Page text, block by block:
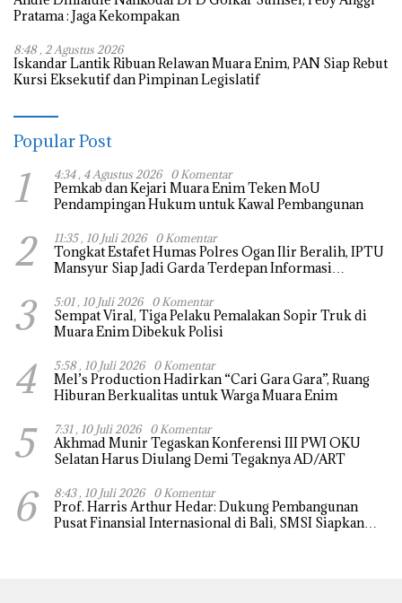
Pratama : Jaga Kekompakan
8:48 , 2 Agustus 2026
Iskandar Lantik Ribuan Relawan Muara Enim, PAN Siap Rebut
Kursi Eksekutif dan Pimpinan Legislatif
Popular Post
1 4:34 , 4 Agustus 2026 0 Komentar
Pemkab dan Kejari Muara Enim Teken MoU
Pendampingan Hukum untuk Kawal Pembangunan
2 11:35 , 10 Juli 2026 0 Komentar
Tongkat Estafet Humas Polres Ogan Ilir Beralih, IPTU
Mansyur Siap Jadi Garda Terdepan Informasi
3 5:01 , 10 Juli 2026 0 Komentar
Sempat Viral, Tiga Pelaku Pemalakan Sopir Truk di
Muara Enim Dibekuk Polisi
4 5:58 , 10 Juli 2026 0 Komentar
Mel’s Production Hadirkan “Cari Gara Gara”, Ruang
Hiburan Berkualitas untuk Warga Muara Enim
5 7:31 , 10 Juli 2026 0 Komentar
Akhmad Munir Tegaskan Konferensi III PWI OKU
Selatan Harus Diulang Demi Tegaknya AD/ART
6 8:43 , 10 Juli 2026 0 Komentar
Prof. Harris Arthur Hedar: Dukung Pembangunan
Pusat Finansial Internasional di Bali, SMSI Siapkan